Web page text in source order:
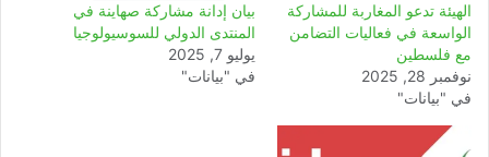
الهيئة تدعو المغاربة للمشاركة
الواسعة في فعاليات التضامن
مع فلسطين
نوفمبر 28, 2025
في "بيانات"
بيان إدانة مشاركة صهاينة في
المنتدى الدولي للسوسيولوجيا
يوليو 7, 2025
في "بيانات"